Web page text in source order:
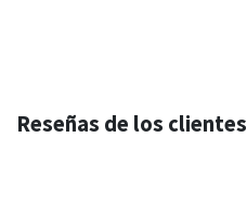
Reseñas de los clientes